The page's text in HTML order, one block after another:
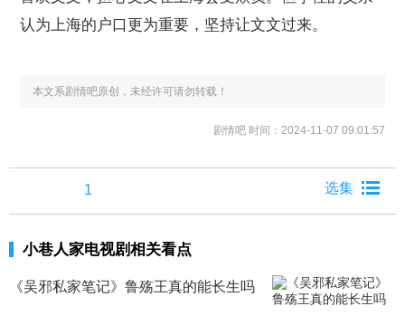
认为上海的户口更为重要，坚持让文文过来。
本文系剧情吧原创，未经许可请勿转载！
剧情吧时间：2024-11-07 09:01:57
1
小巷人家电视剧相关看点
《吴邪私家笔记》鲁殇王真的能长生吗